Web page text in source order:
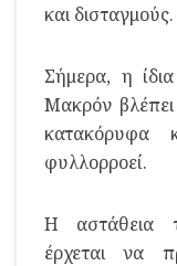
και δισταγμούς.
Σήμερα, η
Μακρόν
φυλλορροεί.
Η αστάθεια
έρχεται να